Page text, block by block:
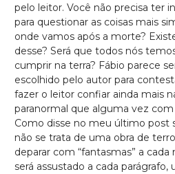
pelo leitor. Você não precisa ter
para questionar as coisas mais
onde vamos após a morte?
desse? Será que todos nós
cumprir na terra? Fábio parece
escolhido pelo autor para
fazer o leitor confiar ainda mais
paranormal que alguma vez
Como disse no meu último post
não se trata de uma obra de
deparar com “fantasmas” a
será assustado a cada